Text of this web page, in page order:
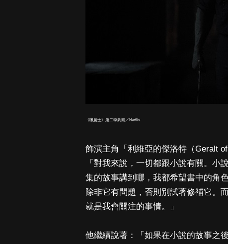
《獵魔士》第二季劇照／Netflix
飾演主角「利維亞的傑洛特（Geralt
「對我來說，一切都跟小說有關。小
集的故事講到哪，我都希望書中的角
除非它有問題，否則別試著修補它。
就是我會關注的事情。」
他繼續說著：「如果在小說的故事之